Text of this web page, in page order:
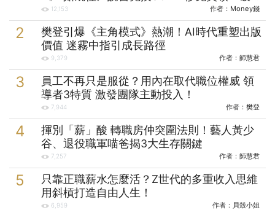
23條人性案例
12,153 作者： Money錢
樊登引爆《主角模式》熱潮！AI時代重塑出版
價值 迷霧中指引成長路徑
9,379 作者： 師慧君
員工不再只是服從？用內在取代職位權威 領
導者3特質 激發團隊主動投入！
7,944 作者： 樊登
揮別「薪」酸 轉職房仲突圍法則！藝人黃少
谷、退役職軍喵爸揭3大生存關鍵
7,257 作者： 師慧君
只靠正職薪水怎麼活？Z世代的多重收入思維
用斜槓打造自由人生！
6,959 作者： 貝殼小姐